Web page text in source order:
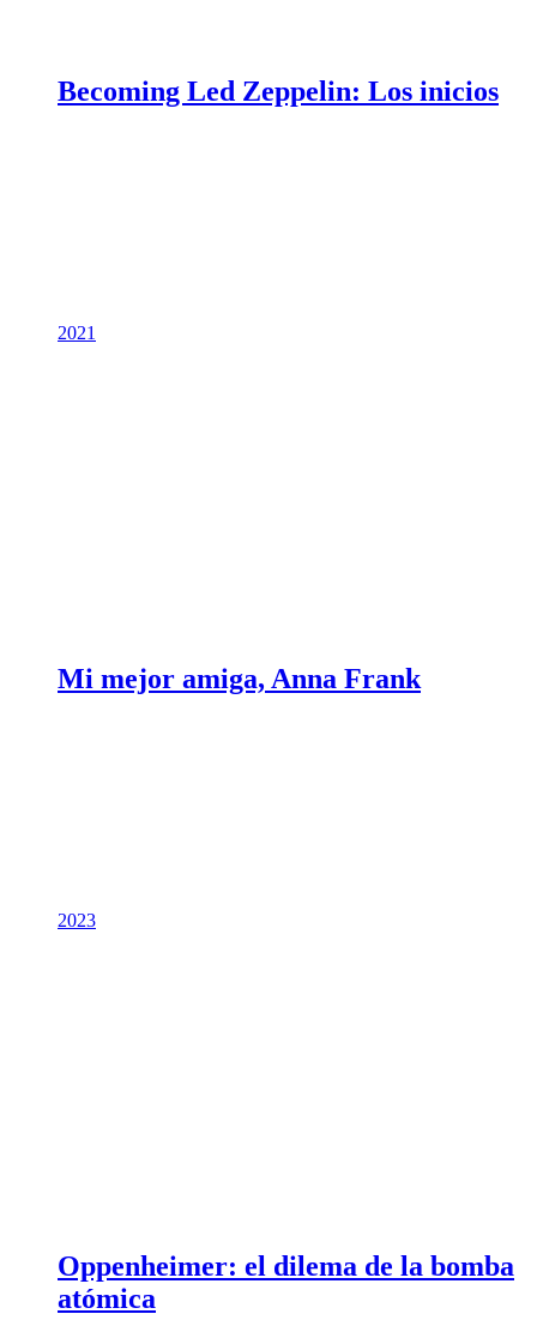
Becoming Led Zeppelin: Los inicios
2021
Mi mejor amiga, Anna Frank
2023
Oppenheimer: el dilema de la bomba
atómica